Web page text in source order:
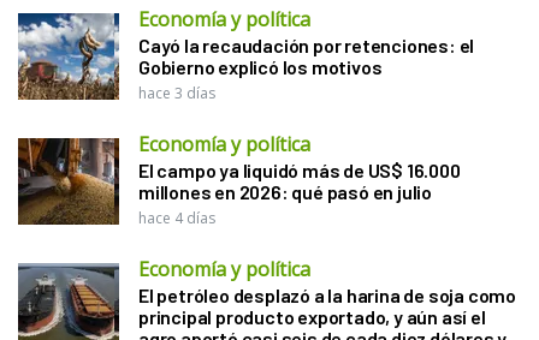
Economía y política
Cayó la recaudación por retenciones: el
Gobierno explicó los motivos
hace 3 días
Economía y política
El campo ya liquidó más de US$ 16.000
millones en 2026: qué pasó en julio
hace 4 días
Economía y política
El petróleo desplazó a la harina de soja como
principal producto exportado, y aún así el